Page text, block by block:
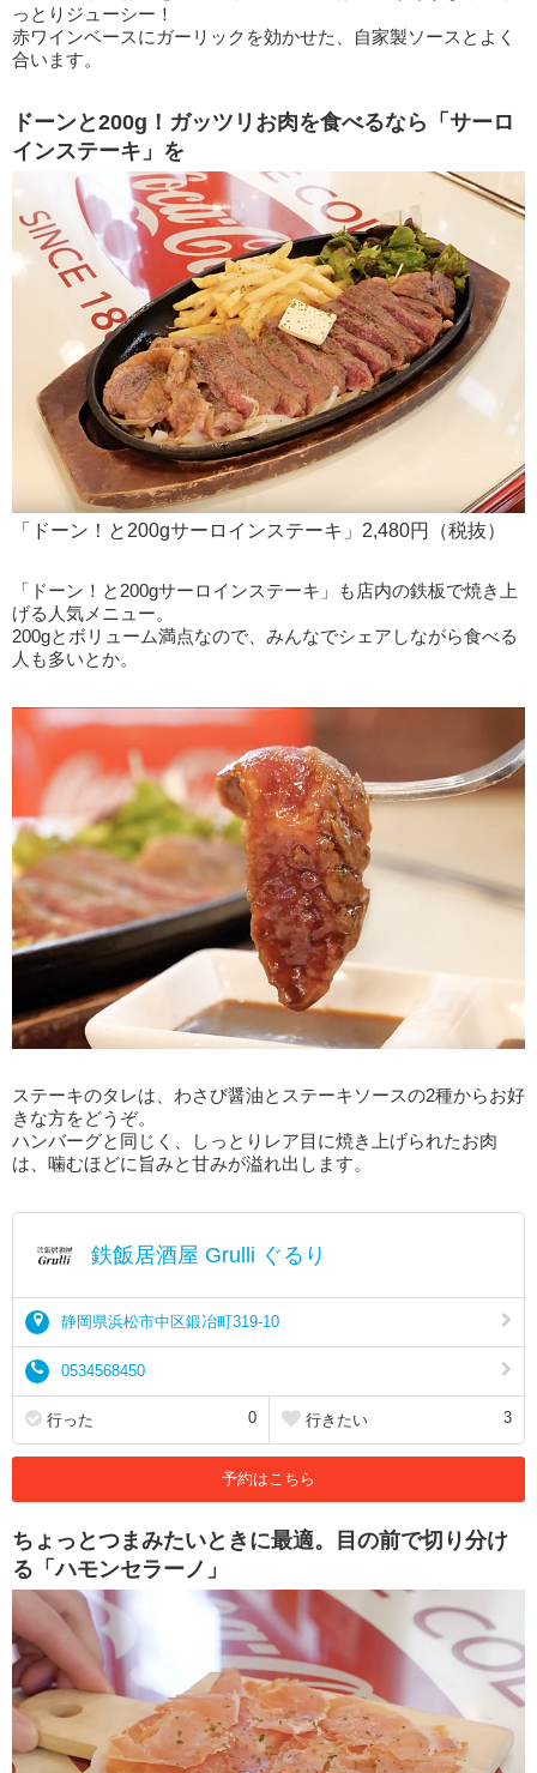
っとりジューシー！
赤ワインベースにガーリックを効かせた、自家製ソースとよく
合います。
ドーンと200g！ガッツリお肉を食べるなら「サーロ
インステーキ」を
「ドーン！と200gサーロインステーキ」2,480円（税抜）
「ドーン！と200gサーロインステーキ」も店内の鉄板で焼き上
げる人気メニュー。
200gとボリューム満点なので、みんなでシェアしながら食べる
人も多いとか。
ステーキのタレは、わさび醤油とステーキソースの2種からお好
きな方をどうぞ。
ハンバーグと同じく、しっとりレア目に焼き上げられたお肉
は、噛むほどに旨みと甘みが溢れ出します。
鉄飯居酒屋 Grulli ぐるり
静岡県浜松市中区鍛冶町319-10
0534568450
行った 0 行きたい 3
予約はこちら
ちょっとつまみたいときに最適。目の前で切り分け
る「ハモンセラーノ」